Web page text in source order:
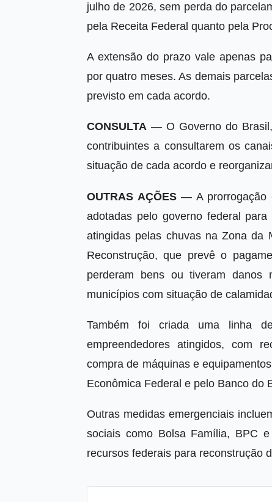
julho de 2026, sem perda do
pela Receita Federal quanto pela
A extensão do prazo vale apenas
por quatro meses. As demais
previsto em cada acordo.
CONSULTA — O Governo do
contribuintes a consultarem os
situação de cada acordo e
OUTRAS AÇÕES— A prorrogação
adotadas pelo governo federal
atingidas pelas chuvas na Zona da
Reconstrução, que prevê o
perderam bens ou tiveram danos
municípios com situação de
Também foi criada uma linha
empreendedores atingidos, com
compra de máquinas e
Econômica Federal e pelo Banco do
Outras medidas emergenciais
sociais como Bolsa Família, BPC
recursos federais para reconstrução